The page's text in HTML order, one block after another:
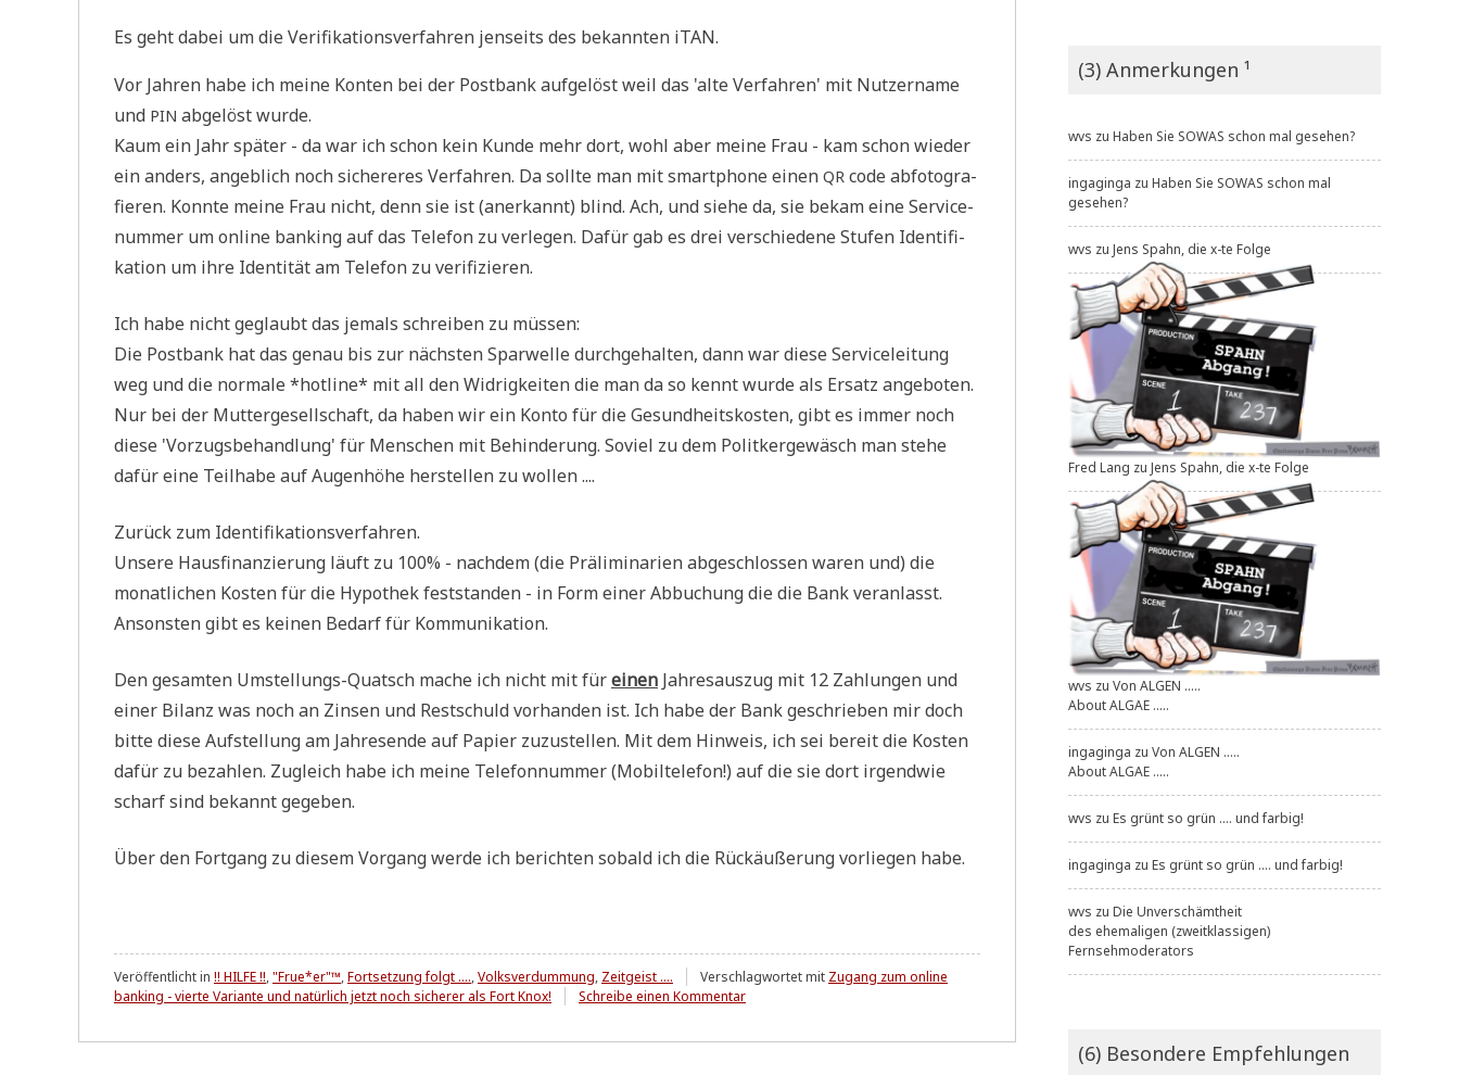
Es geht dabei um die Veri­fi­ka­ti­ons­ver­fah­ren jen­seits des bekann­ten iTAN.
Vor Jah­ren habe ich mei­ne Kon­ten bei der Post­bank auf­ge­löst weil das 'alte Ver­fah­ren' mit Nut­zer­na­me
und PIN abge­löst wurde.
Kaum ein Jahr spä­ter - da war ich schon kein Kun­de mehr dort, wohl aber mei­ne Frau - kam schon wie­der
ein anders, angeb­lich noch siche­re­res Ver­fah­ren. Da soll­te man mit smart­phone einen QR code abfo­to­gra­
fie­ren. Konn­te mei­ne Frau nicht, denn sie ist (aner­kannt) blind. Ach, und sie­he da, sie bekam eine Ser­vice­
num­mer um online ban­king auf das Tele­fon zu ver­le­gen. Dafür gab es drei ver­schie­de­ne Stu­fen Iden­ti­fi­
ka­ti­on um ihre Iden­ti­tät am Tele­fon zu verifizieren.
Ich habe nicht geglaubt das jemals schrei­ben zu müssen:
Die Post­bank hat das genau bis zur näch­sten Spar­wel­le durch­ge­hal­ten, dann war die­se Ser­vice­lei­tung
weg und die nor­ma­le *hot­line* mit all den Wid­rig­kei­ten die man da so kennt wur­de als Ersatz ange­bo­ten.
Nur bei der Mut­ter­ge­sell­schaft, da haben wir ein Kon­to für die Gesund­heits­ko­sten, gibt es immer noch
die­se 'Vor­zugs­be­hand­lung' für Men­schen mit Behin­de­rung. Soviel zu dem Polit­ker­ge­wäsch man ste­he
dafür eine Teil­ha­be auf Augen­hö­he her­stel­len zu wollen ....
Zurück zum Identifikationsverfahren.
Unse­re Haus­fi­nan­zie­rung läuft zu 100% - nach­dem (die Prä­li­mi­na­ri­en abge­schlos­sen waren und) die
monat­li­chen Kosten für die Hypo­thek fest­stan­den - in Form einer Abbu­chung die die Bank ver­an­lasst.
Anson­sten gibt es kei­nen Bedarf für Kommunikation.
Den gesam­ten Umstel­lungs-Quatsch mache ich nicht mit füreinen Jah­res­aus­zug mit 12 Zah­lun­gen und
einer Bilanz was noch an Zin­sen und Rest­schuld vor­han­den ist. Ich habe der Bank geschrie­ben mir doch
bit­te die­se Auf­stel­lung am Jah­res­en­de auf Papier zuzu­stel­len. Mit dem Hin­weis, ich sei bereit die Kosten
dafür zu bezah­len. Zugleich habe ich mei­ne Tele­fon­num­mer (Mobil­te­le­fon!) auf die sie dort irgend­wie
scharf sind bekannt gegeben.
Über den Fort­gang zu die­sem Vor­gang wer­de ich berich­ten sobald ich die Rück­äu­ße­rung vor­lie­gen habe.
Veröffentlicht in !! HILFE !!,"Frue*er"™,Fortsetzung folgt ....,Volksverdummung, Zeitgeist .... Verschlagwortet mit Zugang zum online
banking - vierte Variante und natürlich jetzt noch sicherer als Fort Knox!
Schreibe einen Kommentarzu
(3) Anmerkungen ¹
wvs zu Haben Sie SOWAS schon mal gesehen?
ingaginga zu Haben Sie SOWAS schon mal
gesehen?
wvs zu Jens Spahn, die x-te Folge
Fred Lang zu Jens Spahn, die x-te Folge
wvs zu Von ALGEN .....
About ALGAE .....
ingaginga zu Von ALGEN .....
About ALGAE .....
wvs zu Es grünt so grün .... und farbig!
ingaginga zu Es grünt so grün .... und farbig!
wvs zu Die Unverschämtheit
des ehemaligen (zweitklassigen)
Fernsehmoderators
(6) Besondere Empfehlungen